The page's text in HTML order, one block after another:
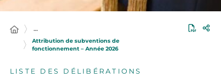
…
Attribution de subventions de
fonctionnement – Année 2026
LISTE DES DÉLIBÉRATIONS